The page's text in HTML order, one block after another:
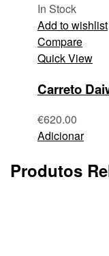
In Stock
Add to wishlist
Compare
Quick View
Carreto
€620.00
Adicionar
Produtos